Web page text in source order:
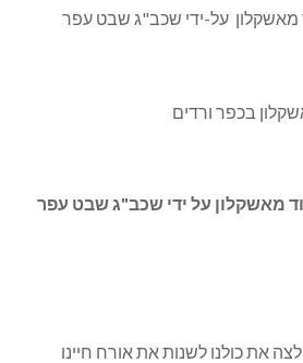
מאשקלון על-ידי שכב"ג שבט עפר
מאשקלון על ידי שכב"ג שבט עפר
את כולנו לשנות את אורח חיינו